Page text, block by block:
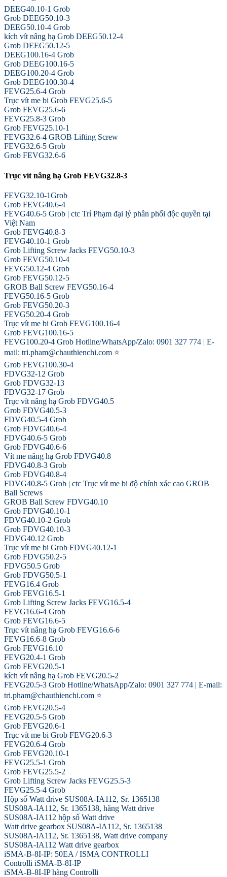
DEEG40.10-1 Grob
Grob DEEG50.10-3
DEEG50.10-4 Grob
kích vít nâng hạ Grob DEEG50.12-4
Grob DEEG50.12-5
DEEG100.16-4 Grob
Grob DEEG100.16-5
DEEG100.20-4 Grob
Grob DEEG100.30-4
FEVG25.6-4 Grob
Trục vít me bi Grob FEVG25.6-5
Grob FEVG25.6-6
FEVG25.8-3 Grob
Grob FEVG25.10-1
FEVG32.6-4 GROB Lifting Screw
FEVG32.6-5 Grob
Grob FEVG32.6-6
Trục vít nâng hạ Grob FEVG32.8-3
FEVG32.10-1Grob
Grob FEVG40.6-4
FEVG40.6-5 Grob | ctc Trí Phạm đại lý phân phối độc quyền tại
Việt Nam
Grob FEVG40.8-3
FEVG40.10-1 Grob
Grob Lifting Screw Jacks FEVG50.10-3
Grob FEVG50.10-4
FEVG50.12-4 Grob
Grob FEVG50.12-5
GROB Ball Screw FEVG50.16-4
FEVG50.16-5 Grob
Grob FEVG50.20-3
FEVG50.20-4 Grob
Trục vít me bi Grob FEVG100.16-4
Grob FEVG100.16-5
FEVG100.20-4 Grob Hotline/WhatsApp/Zalo: 0901 327 774 | E-
mail: tri.pham@chauthienchi.com ⭐
Grob FEVG100.30-4
FDVG32-12 Grob
Grob FDVG32-13
FDVG32-17 Grob
Trục vít nâng hạ Grob FDVG40.5
Grob FDVG40.5-3
FDVG40.5-4 Grob
Grob FDVG40.6-4
FDVG40.6-5 Grob
Grob FDVG40.6-6
Vít me nâng hạ Grob FDVG40.8
FDVG40.8-3 Grob
Grob FDVG40.8-4
FDVG40.8-5 Grob | ctc Trục vít me bi độ chính xác cao GROB
Ball Screws
GROB Ball Screw FDVG40.10
Grob FDVG40.10-1
FDVG40.10-2 Grob
Grob FDVG40.10-3
FDVG40.12 Grob
Trục vít me bi Grob FDVG40.12-1
Grob FDVG50.2-5
FDVG50.5 Grob
Grob FDVG50.5-1
FEVG16.4 Grob
Grob FEVG16.5-1
Grob Lifting Screw Jacks FEVG16.5-4
FEVG16.6-4 Grob
Grob FEVG16.6-5
Trục vít nâng hạ Grob FEVG16.6-6
FEVG16.6-8 Grob
Grob FEVG16.10
FEVG20.4-1 Grob
Grob FEVG20.5-1
kích vít nâng hạ Grob FEVG20.5-2
FEVG20.5-3 Grob Hotline/WhatsApp/Zalo: 0901 327 774 | E-mail:
tri.pham@chauthienchi.com ⭐
Grob FEVG20.5-4
FEVG20.5-5 Grob
Grob FEVG20.6-1
Trục vít me bi Grob FEVG20.6-3
FEVG20.6-4 Grob
Grob FEVG20.10-1
FEVG25.5-1 Grob
Grob FEVG25.5-2
Grob Lifting Screw Jacks FEVG25.5-3
FEVG25.5-4 Grob
Hộp số Watt drive SUS08A-IA112, Sr. 1365138
SUS08A-IA112, Sr. 1365138, hãng Watt drive
SUS08A-IA112 hộp số Watt drive
Watt drive gearbox SUS08A-IA112, Sr. 1365138
SUS08A-IA112, Sr. 1365138, Watt drive company
SUS08A-IA112 Watt drive gearbox
iSMA-B-8I-IP: 50EA / ISMA CONTROLLI
Controlli iSMA-B-8I-IP
iSMA-B-8I-IP hãng Controlli